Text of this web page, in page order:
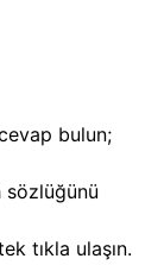
bulun;
sözlüğünü
tıkla ulaşın.